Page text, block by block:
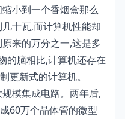
小到一个香烟盒那么
十瓦,而计算机性能却
来的万分之一,这是多
的脑相比,计算机还存在
更新式的计算机。
模集成电路。两年后,
60万个晶体管的微型